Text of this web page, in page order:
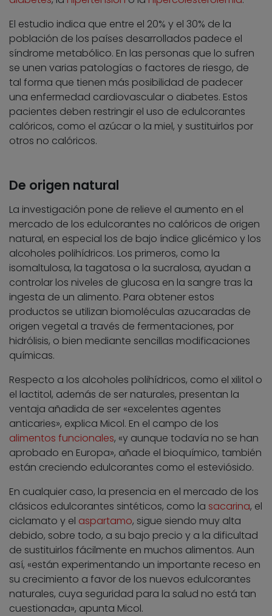
El estudio indica que entre el 20% y el 30% de la
población de los países desarrollados padece el
síndrome metabólico. En las personas que lo sufren
se unen varias patologías o factores de riesgo, de
tal forma que tienen más posibilidad de padecer
una enfermedad cardiovascular o diabetes. Estos
pacientes deben restringir el uso de edulcorantes
calóricos, como el azúcar o la miel, y sustituirlos por
otros no calóricos.
De origen natural
La investigación pone de relieve el aumento en el
mercado de los edulcorantes no calóricos de origen
natural, en especial los de bajo índice glicémico y los
alcoholes polihídricos. Los primeros, como la
isomaltulosa, la tagatosa o la sucralosa, ayudan a
controlar los niveles de glucosa en la sangre tras la
ingesta de un alimento. Para obtener estos
productos se utilizan biomoléculas azucaradas de
origen vegetal a través de fermentaciones, por
hidrólisis, o bien mediante sencillas modificaciones
químicas.
Respecto a los alcoholes polihídricos, como el xilitol o
el lactitol, además de ser naturales, presentan la
ventaja añadida de ser «excelentes agentes
anticaries», explica Micol. En el campo de los
alimentos funcionales, «y aunque todavía no se han
aprobado en Europa», añade el bioquímico, también
están creciendo edulcorantes como el esteviósido.
En cualquier caso, la presencia en el mercado de los
clásicos edulcorantes sintéticos, como la sacarina, el
ciclamato y el aspartamo, sigue siendo muy alta
debido, sobre todo, a su bajo precio y a la dificultad
de sustituirlos fácilmente en muchos alimentos. Aun
así, «están experimentando un importante receso en
su crecimiento a favor de los nuevos edulcorantes
naturales, cuya seguridad para la salud no está tan
cuestionada», apunta Micol.